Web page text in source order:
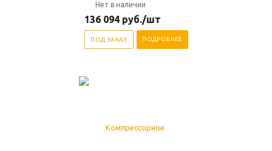
Нет в наличии
136 094 руб./шт
ПОД ЗАКАЗ ПОДРОБНЕЕ